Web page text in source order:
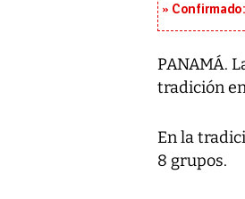
PANAMÁ.
tradición
En la
8 grupos.